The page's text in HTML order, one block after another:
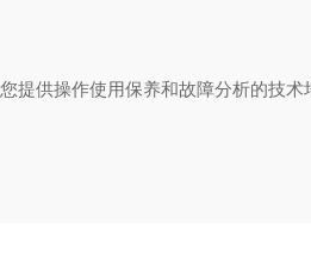
提供操作使用保养和故障分析的技术